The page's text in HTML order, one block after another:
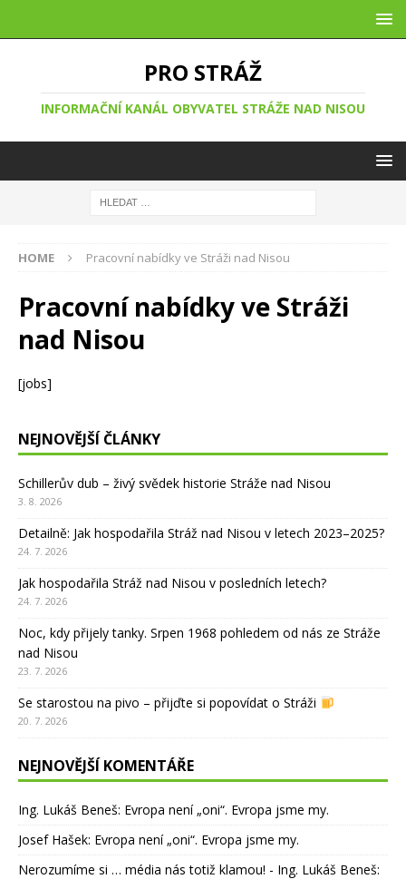
PRO STRÁŽ
INFORMAČNÍ KANÁL OBYVATEL STRÁŽE NAD NISOU
HOME Pracovní nabídky ve Stráži nad Nisou
Pracovní nabídky ve Stráži
nad Nisou
[jobs]
NEJNOVĚJŠÍ ČLÁNKY
Schillerův dub – živý svědek historie Stráže nad Nisou
3. 8. 2026
Detailně: Jak hospodařila Stráž nad Nisou v letech 2023–2025?
24. 7. 2026
Jak hospodařila Stráž nad Nisou v posledních letech?
24. 7. 2026
Noc, kdy přijely tanky. Srpen 1968 pohledem od nás ze Stráže
nad Nisou
23. 7. 2026
Se starostou na pivo – přijďte si popovídat o Stráži
20. 7. 2026
NEJNOVĚJŠÍ KOMENTÁŘE
Ing. Lukáš Beneš: Evropa není „oni“. Evropa jsme my.
Josef Hašek: Evropa není „oni“. Evropa jsme my.
Nerozumíme si … média nás totiž klamou! - Ing. Lukáš Beneš: